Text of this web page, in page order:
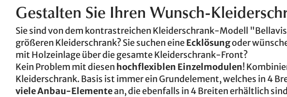
Gestalten Sie Ihren Wunsch-
Sie sind von dem kontrastreichen Kleiderschrank-Modell
größeren Kleiderschrank? Sie suchen eineEcklösungoder
mit Holzeinlage über die gesamte Kleiderschrank-Front?
Kein Problem mit diesen hochflexiblen Einzelmodulen!
Kleiderschrank. Basis ist immer ein Grundelement, welches in 4
viele Anbau-Elementean, die ebenfalls in 4 Breiten erhältlich